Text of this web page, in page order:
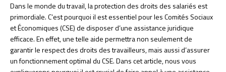
Dans le monde du travail, la protection des droits des salariés est
primordiale. C’est pourquoi il est essentiel pour les Comités Sociaux
et Économiques (CSE) de disposer d’une assistance juridique
efficace. En effet, une telle aide permettra non seulement de
garantir le respect des droits des travailleurs, mais aussi d’assurer
un fonctionnement optimal du CSE. Dans cet article, nous vous